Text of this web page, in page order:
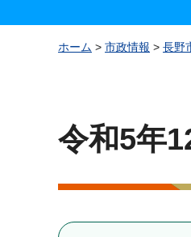
ホーム > 市政情報 > 長野
令和5年